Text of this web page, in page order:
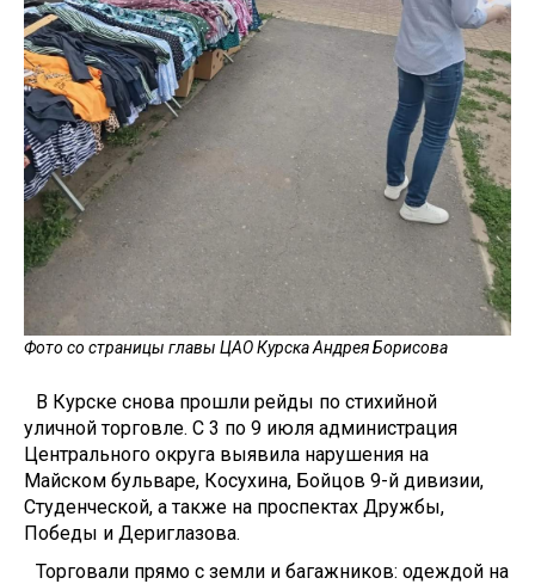
Фото со страницы главы ЦАО Курска Андрея Борисова
В Курске снова прошли рейды по стихийной
уличной торговле. С 3 по 9 июля администрация
Центрального округа выявила нарушения на
Майском бульваре, Косухина, Бойцов 9-й дивизии,
Студенческой, а также на проспектах Дружбы,
Победы и Дериглазова.
Торговали прямо с земли и багажников: одеждой на